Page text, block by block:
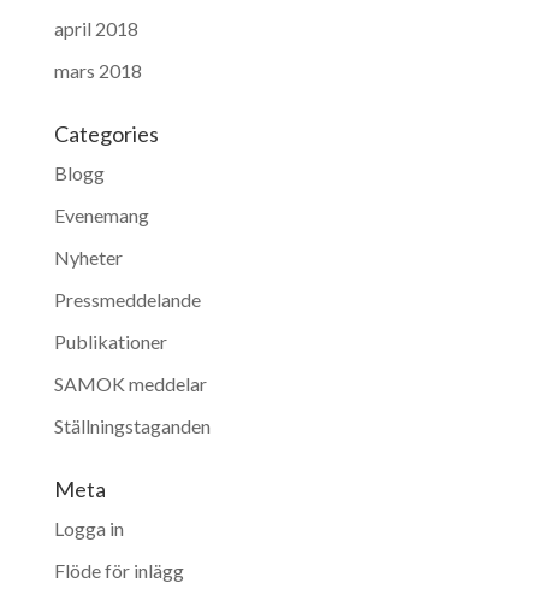
april 2018
mars 2018
Categories
Blogg
Evenemang
Nyheter
Pressmeddelande
Publikationer
SAMOK meddelar
Ställningstaganden
Meta
Logga in
Flöde för inlägg